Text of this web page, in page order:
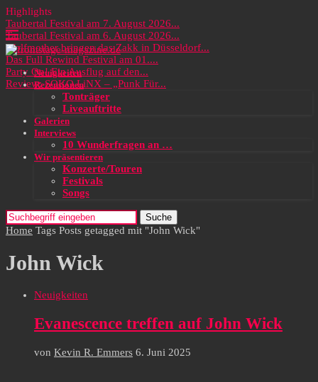
Highlights
Taubertal Festival am 7. August 2026...
Taubertal Festival am 6. August 2026...
Wolfmother bringen das Zakk in Düsseldorf...
Das Full Rewind Festival am 01....
Party On! Ein Ausflug auf den...
Review: SOKO LiNX – „Punk Für...
Neuigkeiten
Rezensionen
Tonträger
Liveauftritte
Galerien
Interviews
10 Wunderfragen an …
Wir präsentieren
Konzerte/Touren
Festivals
Songs
Suche
Home Tags Posts getagged mit "John Wick"
John Wick
Neuigkeiten
Evanescence treffen auf John Wick
von Kevin R. Emmers 6. Juni 2025